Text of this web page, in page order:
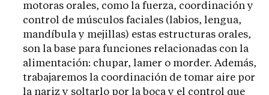
motoras orales, como la fuerza, coordinación y
control de músculos faciales (labios, lengua,
mandíbula y mejillas) estas estructuras orales,
son la base para funciones relacionadas con la
alimentación: chupar, lamer o morder. Además,
trabajaremos la coordinación de tomar aire por
la nariz y soltarlo por la boca y el control que